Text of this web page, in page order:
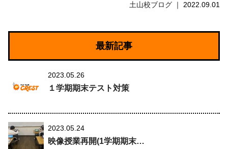
土山校ブログ 2022.09.01
最新記事
2023.05.26
１学期期末テスト対策
2023.05.24
映像授業再開(1学期期末…